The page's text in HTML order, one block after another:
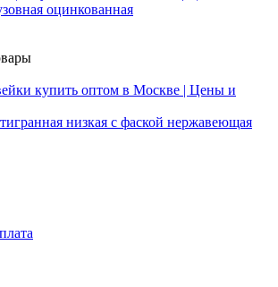
оцинкованная
низкая с фаской нержавеющая